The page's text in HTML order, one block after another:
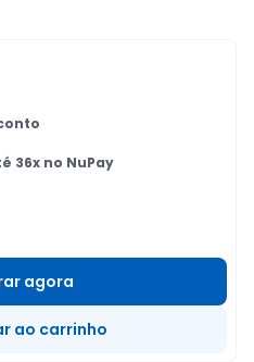
36x no NuPay
agora
ao carrinho